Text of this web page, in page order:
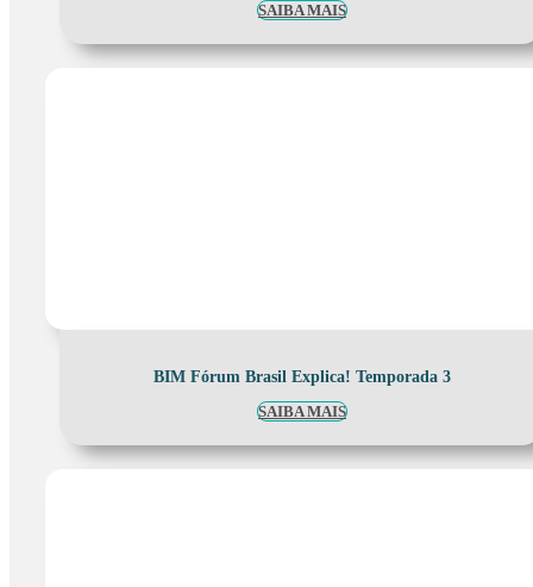
SAIBA MAIS
BIM Fórum Brasil Explica! Temporada 3
SAIBA MAIS